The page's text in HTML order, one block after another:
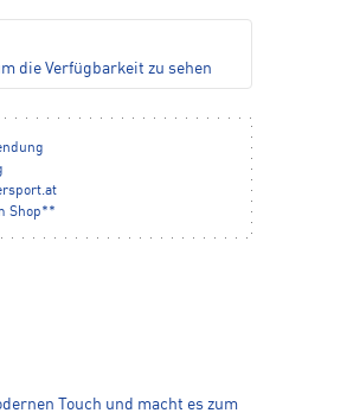
die Verfügbarkeit zu sehen
Shop**
Touch und macht es zum